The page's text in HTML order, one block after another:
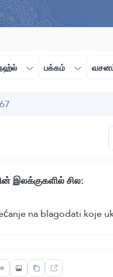
பக்கம்
இலக்குகளில் சில:
na blagodati koje